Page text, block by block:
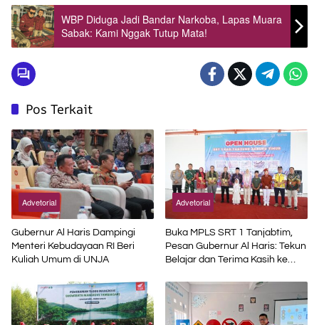
WBP Diduga Jadi Bandar Narkoba, Lapas Muara
Sabak: Kami Nggak Tutup Mata!
Pos Terkait
Advetorial
Gubernur Al Haris Dampingi
Menteri Kebudayaan RI Beri
Kuliah Umum di UNJA
Advetorial
Buka MPLS SRT 1 Tanjabtim,
Pesan Gubernur Al Haris: Tekun
Belajar dan Terima Kasih ke